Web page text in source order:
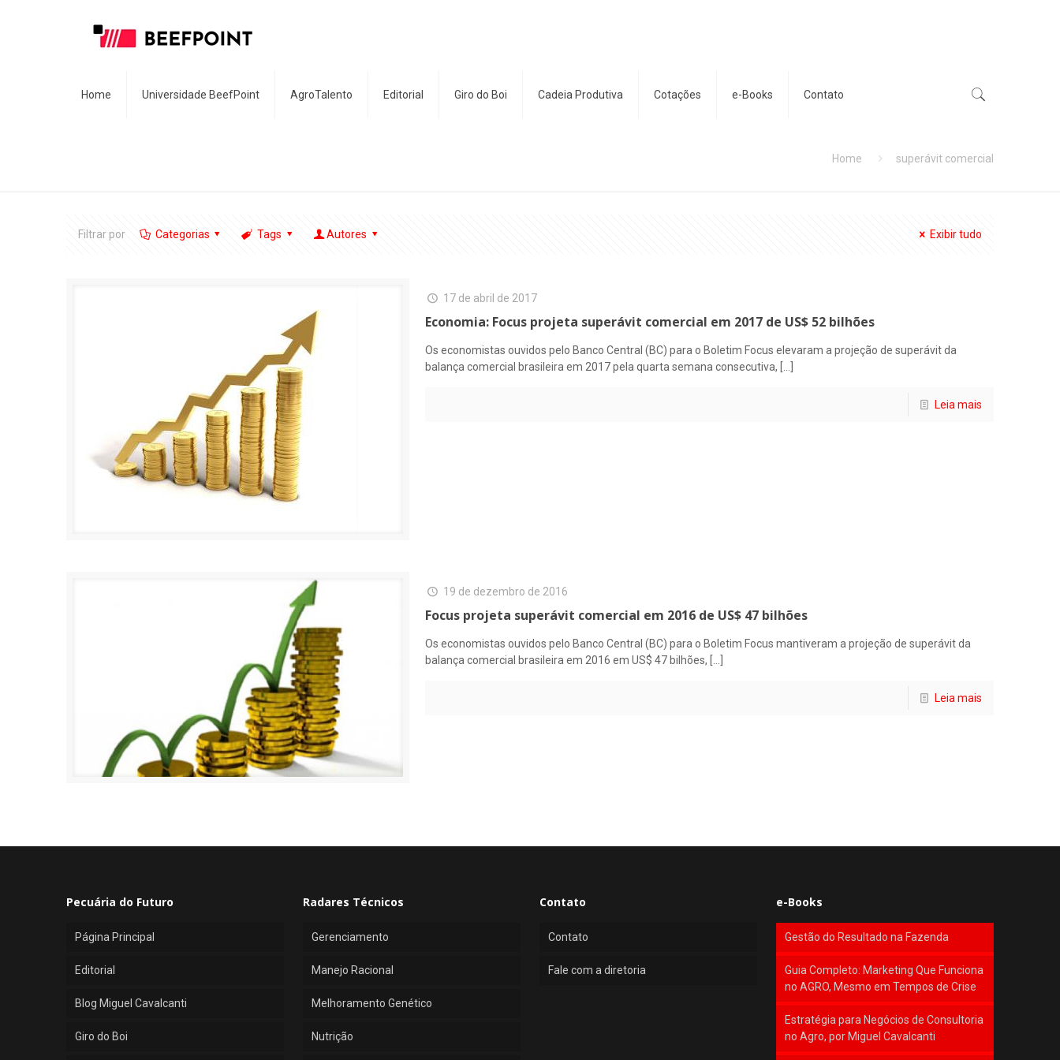
Home Universidade BeefPoint AgroTalento Editorial Giro do Boi Cadeia Produtiva Cotações e-Books Contato
Home superávit comercial
Filtrar por Categorias Tags Autores Exibir tudo
17 de abril de 2017
Economia: Focus projeta superávit comercial em 2017 de US$ 52 bilhões
Os economistas ouvidos pelo Banco Central (BC) para o Boletim Focus elevaram a projeção de superávit da
balança comercial brasileira em 2017 pela quarta semana consecutiva,
Leia mais
19 de dezembro de 2016
Focus projeta superávit comercial em 2016 de US$ 47 bilhões
Os economistas ouvidos pelo Banco Central (BC) para o Boletim Focus mantiveram a projeção de superávit da
balança comercial brasileira em 2016 em US$ 47 bilhões,
Leia mais
Pecuária do Futuro
Página Principal
Editorial
Blog Miguel Cavalcanti
Giro do Boi
Radares Técnicos
Gerenciamento
Manejo Racional
Melhoramento Genético
Nutrição
Contato
Contato
Fale com a diretoria
e-Books
Gestão do Resultado na Fazenda
Guia Completo: Marketing Que Funciona
no AGRO, Mesmo em Tempos de Crise
Estratégia para Negócios de Consultoria
no Agro, por Miguel Cavalcanti